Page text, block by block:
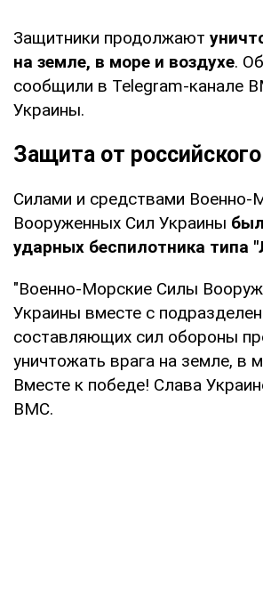
Защитники продолжают
на земле, в море и воздухе.
сообщили в Telegram-канале
Украины.
Защита от
Силами и средствами Военно-
Вооруженных Сил Украины
ударных беспилотника типа
"Военно-Морские Силы
Украины вместе с
составляющих сил обороны
уничтожать врага на земле, в
Вместе к победе! Слава
ВМС.